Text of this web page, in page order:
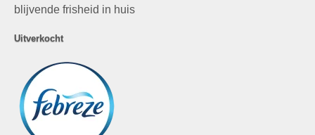
blijvende frisheid in huis
Uitverkocht